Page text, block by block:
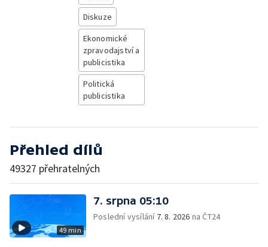
Diskuze
Ekonomické
zpravodajství a
publicistika
Politická
publicistika
Přehled dílů
49327 přehratelných
49 min
7. srpna 05:10
Poslední vysílání 7. 8. 2026 na ČT24